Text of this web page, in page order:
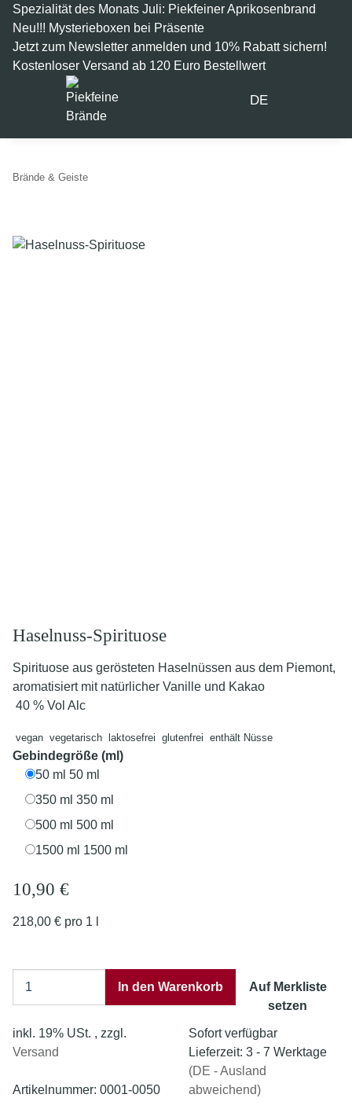
Spezialität des Monats Juli: Piekfeiner Aprikosenbrand
Neu!!! Mysterieboxen bei Präsente
Jetzt zum Newsletter anmelden und 10% Rabatt sichern!
Kostenloser Versand ab 120 Euro Bestellwert
DE
Brände & Geiste
Haselnuss-Spirituose
Spirituose aus gerösteten Haselnüssen aus dem Piemont,
aromatisiert mit natürlicher Vanille und Kakao
40 % Vol Alc
vegan vegetarisch laktosefrei glutenfrei enthält Nüsse
Gebindegröße (ml)
50 ml 50 ml
350 ml 350 ml
500 ml 500 ml
1500 ml 1500 ml
10,90 €
218,00 € pro 1 l
In den Warenkorb
Auf Merkliste
setzen
inkl. 19% USt. , zzgl.
Versand
Artikelnummer: 0001-0050
Sofort verfügbar
Lieferzeit: 3 - 7 Werktage
(DE - Ausland
abweichend)